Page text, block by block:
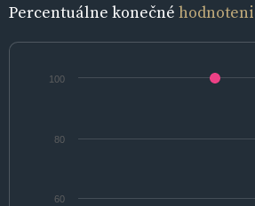
Percentuálne konečné
60
80
100